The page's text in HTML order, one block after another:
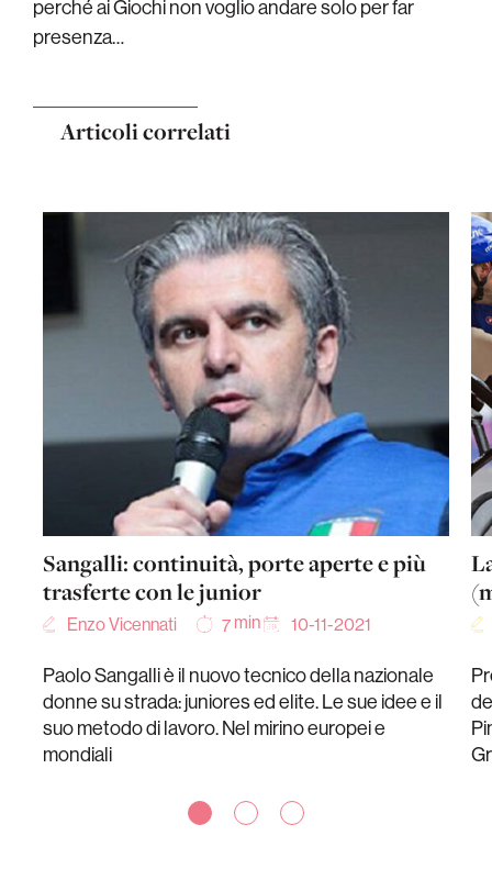
perché ai Giochi non voglio andare solo per far
presenza…
Articoli correlati
Sangalli: continuità, porte aperte e più
trasferte con le junior
Enzo Vicennati 7 min 10-11-2021
Paolo Sangalli è il nuovo tecnico della nazionale
donne su strada: juniores ed elite. Le sue idee e il
suo metodo di lavoro. Nel mirino europei e
mondiali